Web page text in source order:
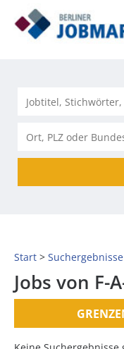
Start Suchergebnisse
Jobs von F-